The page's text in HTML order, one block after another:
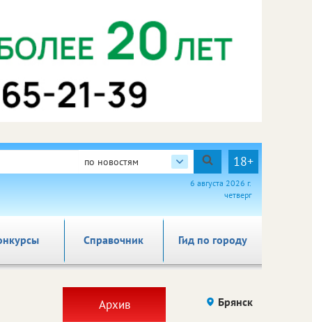
по новостям 18+
6 августа 2026 г.
четверг
Справочник Гид по городу
Архив Брянск